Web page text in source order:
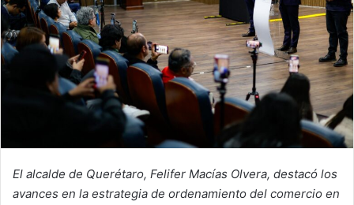
El alcalde de Querétaro, Felifer Macías Olvera, destacó los
avances en la estrategia de ordenamiento del comercio en